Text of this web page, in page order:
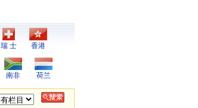
瑞 士 香港
南非 荷兰